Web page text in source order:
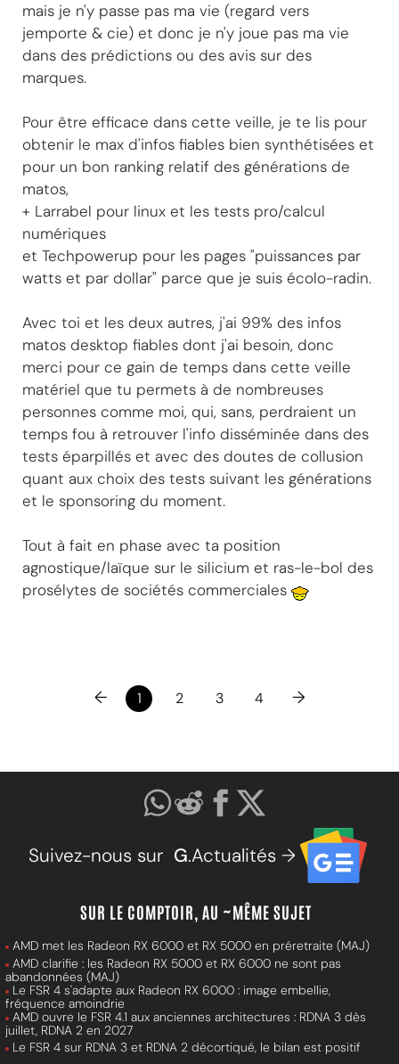
mais je n'y passe pas ma vie (regard vers
jemporte & cie) et donc je n'y joue pas ma vie
dans des prédictions ou des avis sur des
marques.
Pour être efficace dans cette veille, je te lis pour
obtenir le max d'infos fiables bien synthétisées et
pour un bon ranking relatif des générations de
matos,
+ Larrabel pour linux et les tests pro/calcul
numériques
et Techpowerup pour les pages "puissances par
watts et par dollar" parce que je suis écolo-radin.
Avec toi et les deux autres, j'ai 99% des infos
matos desktop fiables dont j'ai besoin, donc
merci pour ce gain de temps dans cette veille
matériel que tu permets à de nombreuses
personnes comme moi, qui, sans, perdraient un
temps fou à retrouver l'info disséminée dans des
tests éparpillés et avec des doutes de collusion
quant aux choix des tests suivant les générations
et le sponsoring du moment.
Tout à fait en phase avec ta position
agnostique/laïque sur le silicium et ras-le-bol des
prosélytes de sociétés commerciales
← 1 2 3 4 →
Suivez-nous sur G.Actualités →
SUR LE COMPTOIR, AU ~MÊME SUJET
AMD met les Radeon RX 6000 et RX 5000 en préretraite (MAJ)
AMD clarifie : les Radeon RX 5000 et RX 6000 ne sont pas
abandonnées (MAJ)
Le FSR 4 s'adapte aux Radeon RX 6000 : image embellie,
fréquence amoindrie
AMD ouvre le FSR 4.1 aux anciennes architectures : RDNA 3 dès
juillet, RDNA 2 en 2027
Le FSR 4 sur RDNA 3 et RDNA 2 décortiqué, le bilan est positif